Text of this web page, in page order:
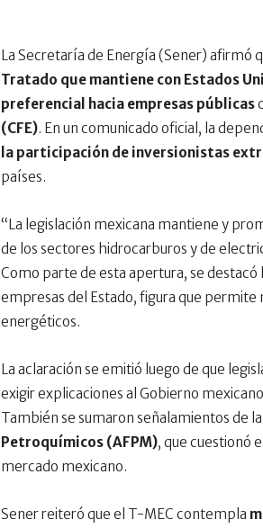
La Secretaría de Energía (Sener) afirmó
Tratado que mantiene con Estados
preferencial hacia empresas públicas
(CFE). En un comunicado oficial, la
la participación de inversionistas
países.
“La legislación mexicana mantiene y
de los sectores hidrocarburos y de
Como parte de esta apertura, se
empresas del Estado, figura que
energéticos.
La aclaración se emitió luego de que
exigir explicaciones al Gobierno
También se sumaron señalamientos de la
Petroquímicos (AFPM), que cuestionó
mercado mexicano.
Sener reiteró que el T-MEC contempla